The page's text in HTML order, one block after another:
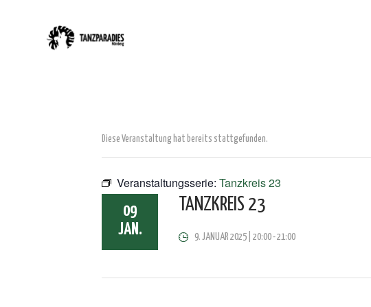
Diese Veranstaltung hat bereits stattgefunden.
Veranstaltungsserie: Tanzkreis 23
09
JAN.
TANZKREIS 23
9. JANUAR 2025 | 20:00-21:00